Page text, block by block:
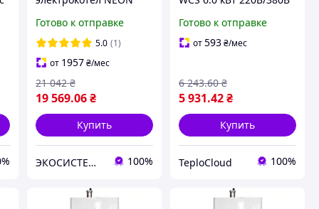
(без бачка)
Готово к отправке
5.0 (1)
от 1957 ₴/мес
19 569.06 ₴
21 042 ₴
Купить
ЭКОСИСТЕМ ИНЖИНИРИНГ ООО 100%
настенный бесшумный
Готово к отправке
от593₴/мес
5 931.42₴
6 243.60 ₴
Купить
TeploCloud 100%